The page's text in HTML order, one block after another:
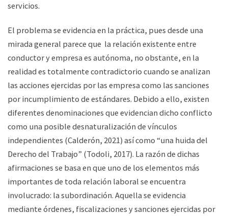
servicios.
El problema se evidencia en la práctica, pues desde una
mirada general parece que la relación existente entre
conductor y empresa es autónoma, no obstante, en la
realidad es totalmente contradictorio cuando se analizan
las acciones ejercidas por las empresa como las sanciones
por incumplimiento de estándares. Debido a ello, existen
diferentes denominaciones que evidencian dicho conflicto
como una posible desnaturalización de vínculos
independientes (Calderón, 2021) así como “una huida del
Derecho del Trabajo” (Todoli, 2017). La razón de dichas
afirmaciones se basa en que uno de los elementos más
importantes de toda relación laboral se encuentra
involucrado: la subordinación. Aquella se evidencia
mediante órdenes, fiscalizaciones y sanciones ejercidas por